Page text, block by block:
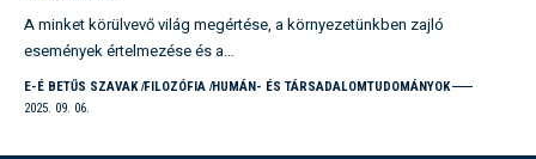
A minket körülvevő világ megértése, a környezetünkben zajló
események értelmezése és a…
E-É BETŰS SZAVAK FILOZÓFIA HUMÁN- ÉS TÁRSADALOMTUDOMÁNYOK
2025. 09. 06.